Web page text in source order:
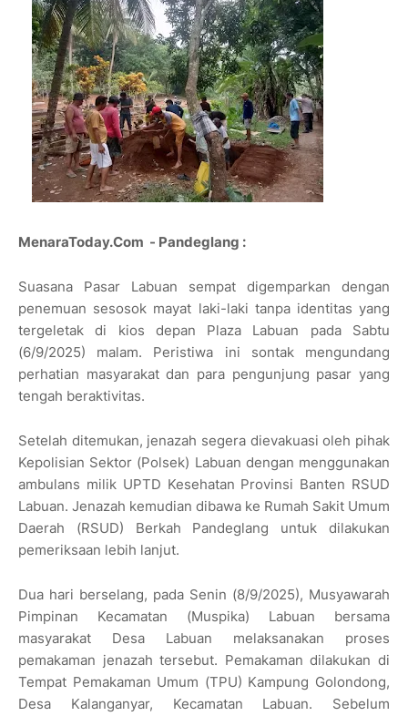
MenaraToday.Com - Pandeglang :
Suasana Pasar Labuan sempat digemparkan dengan
penemuan sesosok mayat laki-laki tanpa identitas yang
tergeletak di kios depan Plaza Labuan pada Sabtu
(6/9/2025) malam. Peristiwa ini sontak mengundang
perhatian masyarakat dan para pengunjung pasar yang
tengah beraktivitas.
Setelah ditemukan, jenazah segera dievakuasi oleh pihak
Kepolisian Sektor (Polsek) Labuan dengan menggunakan
ambulans milik UPTD Kesehatan Provinsi Banten RSUD
Labuan. Jenazah kemudian dibawa ke Rumah Sakit Umum
Daerah (RSUD) Berkah Pandeglang untuk dilakukan
pemeriksaan lebih lanjut.
Dua hari berselang, pada Senin (8/9/2025), Musyawarah
Pimpinan Kecamatan (Muspika) Labuan bersama
masyarakat Desa Labuan melaksanakan proses
pemakaman jenazah tersebut. Pemakaman dilakukan di
Tempat Pemakaman Umum (TPU) Kampung Golondong,
Desa Kalanganyar, Kecamatan Labuan. Sebelum